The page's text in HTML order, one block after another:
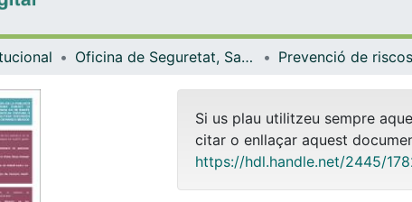
Oficina de Seguretat, Salut i Medi Ambient (OSSMA)
Si us plau utilitzeu sempre
citar o enllaçar aquest
https://hdl.handle.net/2445/